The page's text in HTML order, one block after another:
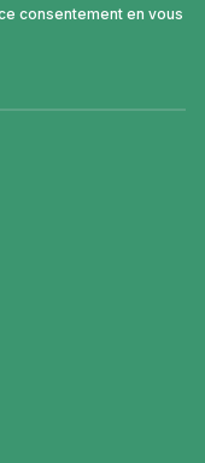
consentement en vous
un nouvel onglet.
onglet.
nouvel onglet.
dans un nouvel